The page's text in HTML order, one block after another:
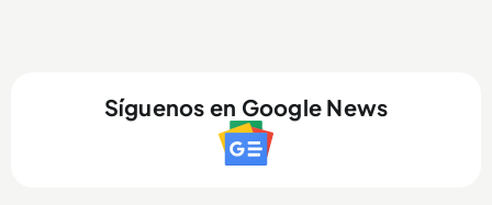
Síguenos en Google News